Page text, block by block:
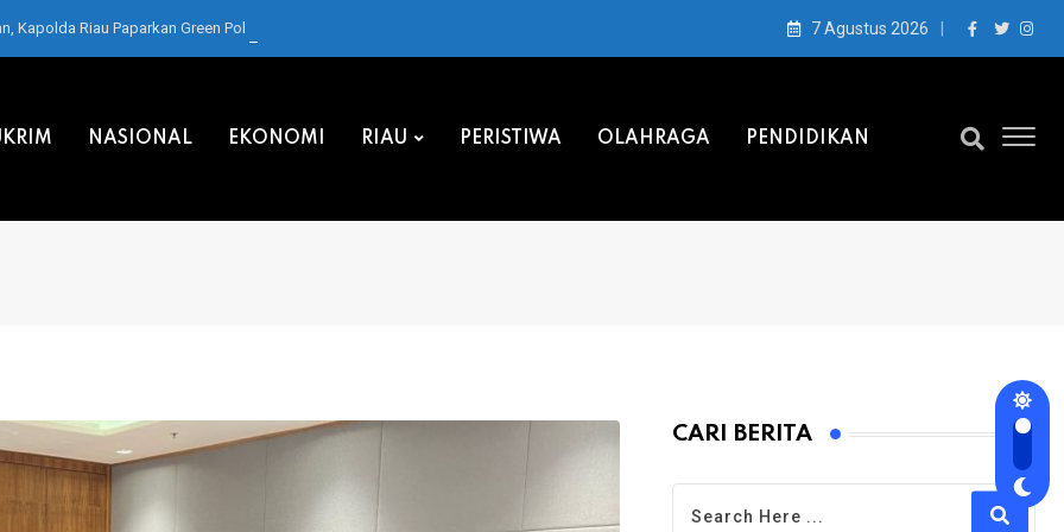
Riau Paparkan Green Policing di Forum IMT-GT 7 Agustus 2026
NASIONAL EKONOMI RIAU PERISTIWA OLAHRAGA PENDIDIKAN
CARI BERITA